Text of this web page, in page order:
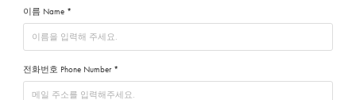
이름 Name *
전화번호 Phone Number *